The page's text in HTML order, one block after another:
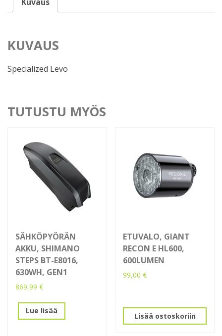
Kuvaus
KUVAUS
Specialized Levo
TUTUSTU MYÖS
SÄHKÖPYÖRÄN
AKKU, SHIMANO
STEPS BT-E8016,
630WH, GEN1
869,99 €
Lue lisää
ETUVALO, GIANT
RECON E HL600,
600LUMEN
99,00€
Lisää ostoskoriin